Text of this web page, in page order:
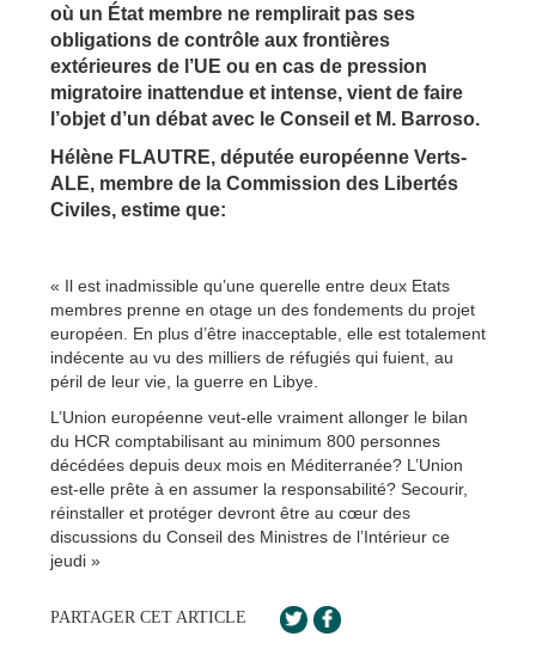
où un État membre ne remplirait pas ses
obligations de contrôle aux frontières
extérieures de l’UE ou en cas de pression
migratoire inattendue et intense, vient de faire
l’objet d’un débat avec le Conseil et M. Barroso.
Hélène FLAUTRE, députée européenne Verts-
ALE, membre de la Commission des Libertés
Civiles, estime que:
« Il est inadmissible qu’une querelle entre deux Etats
membres prenne en otage un des fondements du projet
européen. En plus d’être inacceptable, elle est totalement
indécente au vu des milliers de réfugiés qui fuient, au
péril de leur vie, la guerre en Libye.
L’Union européenne veut-elle vraiment allonger le bilan
du HCR comptabilisant au minimum 800 personnes
décédées depuis deux mois en Méditerranée? L’Union
est-elle prête à en assumer la responsabilité? Secourir,
réinstaller et protéger devront être au cœur des
discussions du Conseil des Ministres de l’Intérieur ce
jeudi »
PARTAGER CET ARTICLE